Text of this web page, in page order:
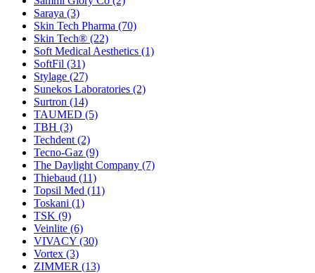
Saraya (3)
Skin Tech Pharma (70)
Skin Tech® (22)
Soft Medical Aesthetics (1)
SoftFil (31)
Stylage (27)
Sunekos Laboratories (2)
Surtron (14)
TAUMED (5)
TBH (3)
Techdent (2)
Tecno-Gaz (9)
The Daylight Company (7)
Thiebaud (11)
Topsil Med (11)
Toskani (1)
TSK (9)
Veinlite (6)
VIVACY (30)
Vortex (3)
ZIMMER (13)